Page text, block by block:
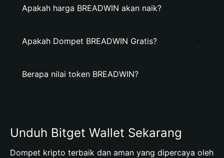
Apakah harga BREADWIN akan naik?
Apakah Dompet BREADWIN Gratis?
Berapa nilai token BREADWIN?
Unduh Bitget Wallet Sekarang
Dompet kripto terbaik dan aman yang dipercaya oleh